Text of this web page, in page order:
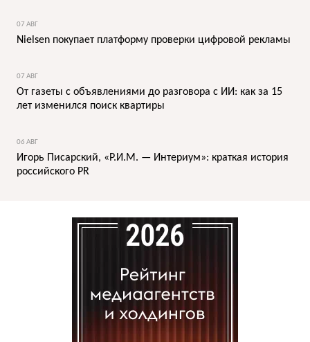
07 АВГ
Nielsen покупает платформу проверки цифровой рекламы
07 АВГ
От газеты с объявлениями до разговора с ИИ: как за 15
лет изменился поиск квартиры
06 АВГ
Игорь Писарский, «Р.И.М. — Интериум»: краткая история
российского PR